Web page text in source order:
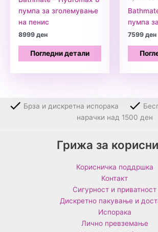
пумпа за зголемување
на пенис
8999ден
Погледни детали
пумпа
7599ден
Брза и дискретна испорака
нарачки над 1500 ден
Грижа за
Корисничка поддршка
Контакт
Сигурност и приватност
Дискретно пакување и
Испорака
Лично превземање